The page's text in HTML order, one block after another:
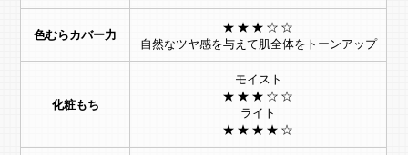
色むらカバー力 ★★★☆☆
自然なツヤ感を与えて肌全体をトーンアップ
化粧もち
モイスト
★★★☆☆
ライト
★★★★☆